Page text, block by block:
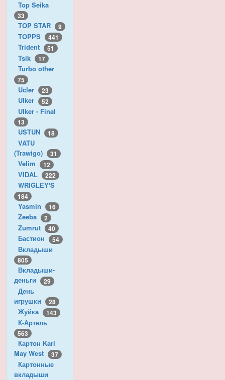
Top Seika
33
TOP STAR 9
TOPPS 441
Trident 51
Tsik 17
Turbo other
75
Ucler 23
Ulker 52
Ulker - Final
13
USTUN 18
VATU
(Trawigo)
31
Velim 12
VIDAL 222
WRIGLEY'S
184
Yasmin 16
Zeebs 2
Zumrut 40
Бастион 54
Вкладыши
805
Вкладыши-
деньги
29
День
игрушки
28
Жуйка 143
К-Артель
563
Картон Karl
May West
37
Картонные
вкладыши